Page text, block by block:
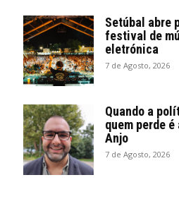
Setúbal abre
festival de
eletrónica
7 de Agosto, 2026
Quando a
quem perde
Anjo
7 de Agosto, 2026